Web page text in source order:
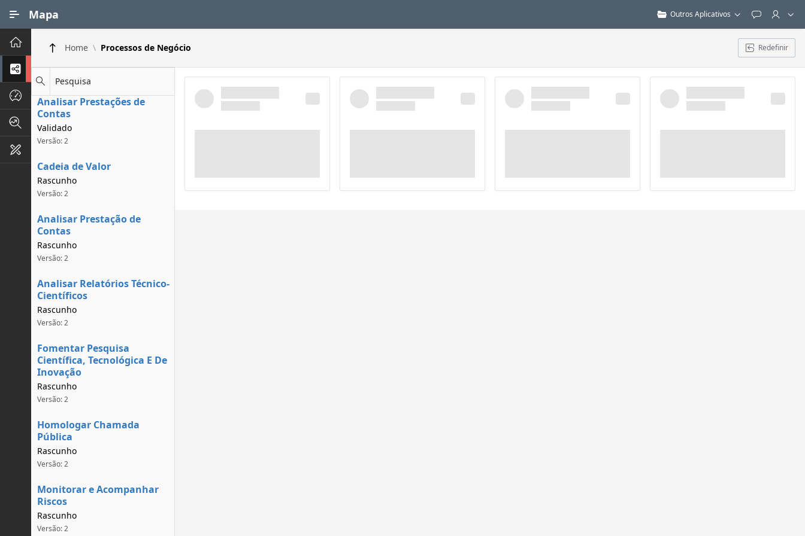
Mapa Outros Aplicativos Feedback
Processos de Negócios
Dados INPI
Home Processos de Negócio Redefinir
Pesquisa
Analisar Prestações de
Contas
Validado
Versão: 2
Cadeia de Valor
Rascunho
Versão: 2
Analisar Prestação de
Contas
Rascunho
Versão: 2
Analisar Relatórios Técnico-
Científicos
Rascunho
Versão: 2
Fomentar Pesquisa
Científica, Tecnológica E De
Inovação
Rascunho
Versão: 2
Homologar Chamada
Pública
Rascunho
Versão: 2
Monitorar e Acompanhar
Riscos
Rascunho
Versão: 2